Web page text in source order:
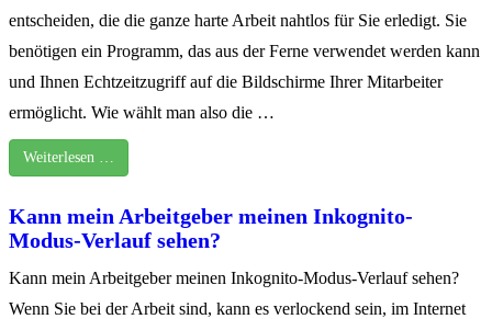
entscheiden, die die ganze harte Arbeit nahtlos für Sie erledigt. Sie
benötigen ein Programm, das aus der Ferne verwendet werden kann
und Ihnen Echtzeitzugriff auf die Bildschirme Ihrer Mitarbeiter
ermöglicht. Wie wählt man also die …
Weiterlesen …
Kann mein Arbeitgeber meinen Inkognito-
Modus-Verlauf sehen?
Kann mein Arbeitgeber meinen Inkognito-Modus-Verlauf sehen?
Wenn Sie bei der Arbeit sind, kann es verlockend sein, im Internet